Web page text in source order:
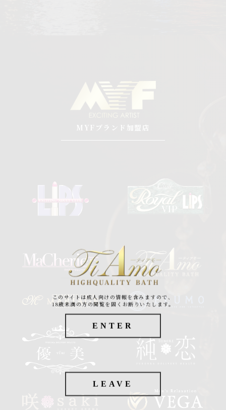
このサイトは成人向けの情報を含みますので、
18歳未満の方の閲覧を固くお断りいたします。
ENTER
LEAVE
MYFブランド加盟店